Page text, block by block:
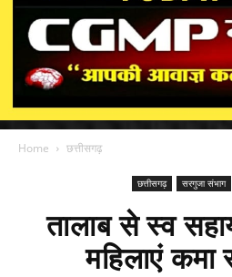
Home छत्तीसगढ़
छत्तीसगढ़ सरगुजा संभाग
तालाब से स्व
महिलाएं कमा